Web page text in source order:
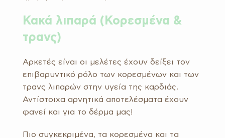
Κακά λιπαρά (Κορεσμένα &
τρανς)
Αρκετές είναι οι μελέτες έχουν δείξει τον
επιβαρυντικό ρόλο των κορεσμένων και των
τρανς λιπαρών στην υγεία της καρδιάς.
Αντίστοιχα αρνητικά αποτελέσματα έχουν
φανεί και για το δέρμα μας!
Πιο συγκεκριμένα, τα κορεσμένα και τα